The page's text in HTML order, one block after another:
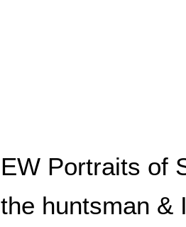
EW Portraits of
the huntsman &